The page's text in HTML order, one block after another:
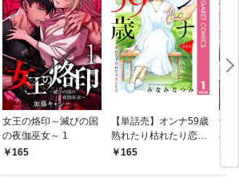
女王の烙印～滅びの国
の夜伽巫女～ 1
165
【単話売】オンナ59歳
熟れたり枯れたり恋し
たり 1
165
予
小
う